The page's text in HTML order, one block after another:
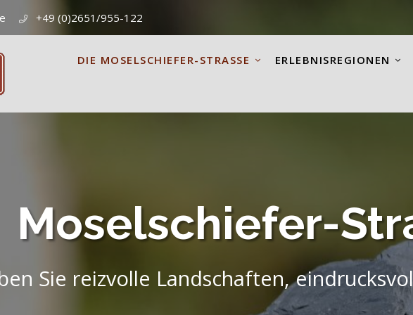
+49 (0)2651/955-122
DIE MOSELSCHIEFER-STRASSE ERLEBNISREGIONEN
Moselschiefer-
Sie reizvolle Landschaften,